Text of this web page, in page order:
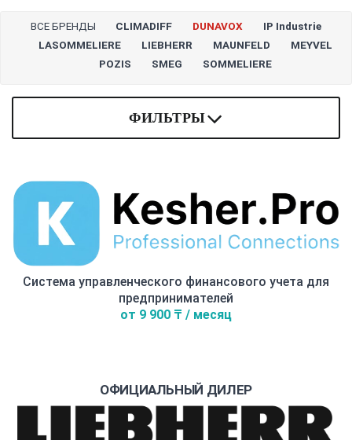
ВСЕ БРЕНДЫ CLIMADIFF DUNAVOX
IP Industrie
LASOMMELIERE
LIEBHERR MAUNFELD
MEYVEL
POZIS
SMEG SOMMELIERE
ФИЛЬТРЫ
Система управленческого финансового учета для
предпринимателей
от 9 900 ₸ / месяц
ОФИЦИАЛЬНЫЙ ДИЛЕР